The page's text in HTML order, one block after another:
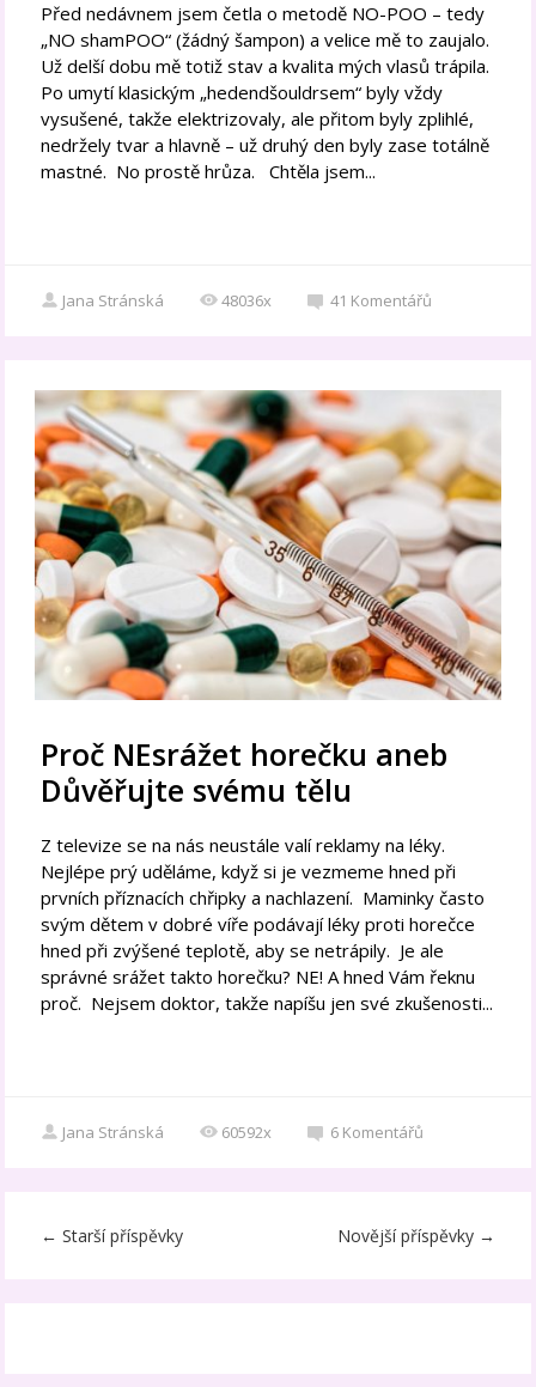
Před nedávnem jsem četla o metodě NO-POO – tedy
„NO shamPOO“ (žádný šampon) a velice mě to zaujalo.
Už delší dobu mě totiž stav a kvalita mých vlasů trápila.
Po umytí klasickým „hedendšouldrsem“ byly vždy
vysušené, takže elektrizovaly, ale přitom byly zplihlé,
nedržely tvar a hlavně – už druhý den byly zase totálně
mastné. No prostě hrůza. Chtěla jsem...
Jana Stránská 48036x 41 Komentářů
Proč NEsrážet horečku aneb
Důvěřujte svému tělu
Z televize se na nás neustále valí reklamy na léky.
Nejlépe prý uděláme, když si je vezmeme hned při
prvních příznacích chřipky a nachlazení. Maminky často
svým dětem v dobré víře podávají léky proti horečce
hned při zvýšené teplotě, aby se netrápily. Je ale
správné srážet takto horečku? NE! A hned Vám řeknu
proč. Nejsem doktor, takže napíšu jen své zkušenosti...
Jana Stránská 60592x 6 Komentářů
← Starší příspěvky Novější příspěvky →